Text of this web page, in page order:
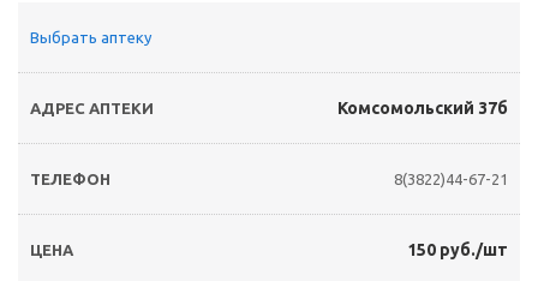
Выбрать аптеку
Комсомольский 37б
8(3822)44-67-21
150 руб./шт